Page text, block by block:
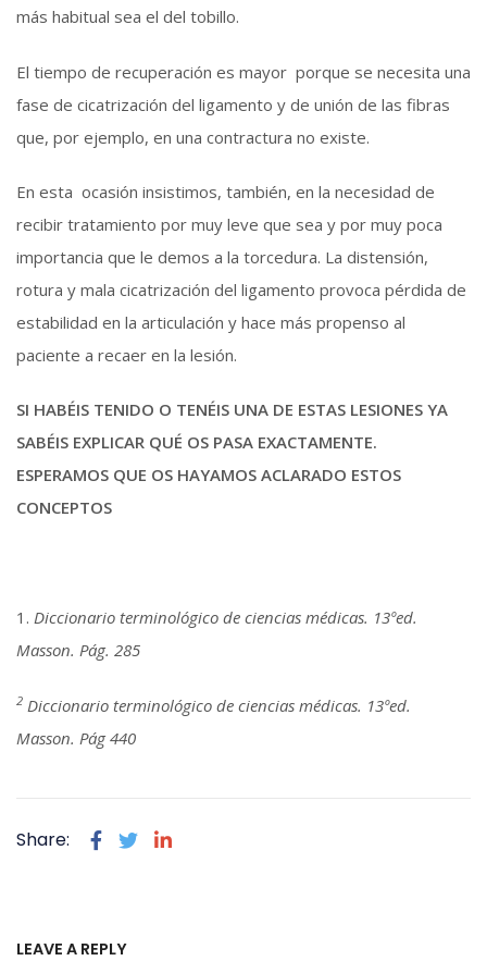
más habitual sea el del tobillo.
El tiempo de recuperación es mayor porque se necesita una
fase de cicatrización del ligamento y de unión de las fibras
que, por ejemplo, en una contractura no existe.
En esta ocasión insistimos, también, en la necesidad de
recibir tratamiento por muy leve que sea y por muy poca
importancia que le demos a la torcedura. La distensión,
rotura y mala cicatrización del ligamento provoca pérdida de
estabilidad en la articulación y hace más propenso al
paciente a recaer en la lesión.
SI HABÉIS TENIDO O TENÉIS UNA DE ESTAS LESIONES YA
SABÉIS EXPLICAR QUÉ OS PASA EXACTAMENTE.
ESPERAMOS QUE OS HAYAMOS ACLARADO ESTOS
CONCEPTOS
1. Diccionario terminológico de ciencias médicas. 13ºed.
Masson. Pág. 285
2 Diccionario terminológico de ciencias médicas. 13ºed.
Masson. Pág 440
Share:
LEAVE A REPLY